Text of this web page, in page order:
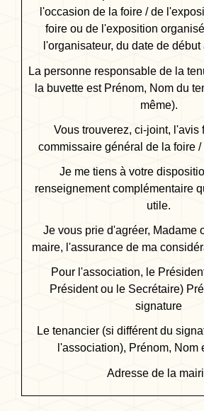
l'occasion de la foire / de
foire ou de l'exposition
l'organisateur, du date de début
La personne responsable de la
la buvette est Prénom, Nom du
même).
Vous trouverez, ci-joint, l'avis
commissaire général de la foire
Je me tiens à votre
renseignement complémentaire
utile.
Je vous prie d'agréer, Madame
maire, l'assurance de ma
Pour l'association, le
Président ou le Secrétaire)
signature
Le tenancier (si différent du
l'association), Prénom, Nom
Adresse de la